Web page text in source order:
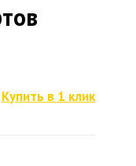
Купить в 1 клик